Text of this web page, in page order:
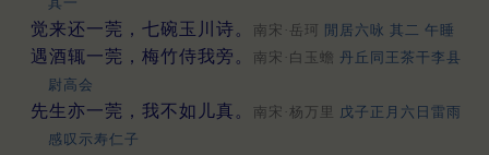
觉来还一莞，七碗玉川诗。 南宋·岳珂 閒居六咏 其二 午睡
遇酒辄一莞，梅竹侍我旁。 南宋·白玉蟾 丹丘同王茶干李县
尉高会
先生亦一莞，我不如儿真。 南宋·杨万里 戊子正月六日雷雨
感叹示寿仁子